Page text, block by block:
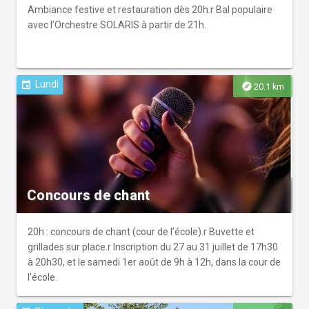
Ambiance festive et restauration dès 20h.r Bal populaire
avec l’Orchestre SOLARIS à partir de 21h.
explore 20.1 km
event Lundi
Concours de chant
20h : concours de chant (cour de l’école).r Buvette et
grillades sur place.r Inscription du 27 au 31 juillet de 17h30
à 20h30, et le samedi 1er août de 9h à 12h, dans la cour de
l’école.